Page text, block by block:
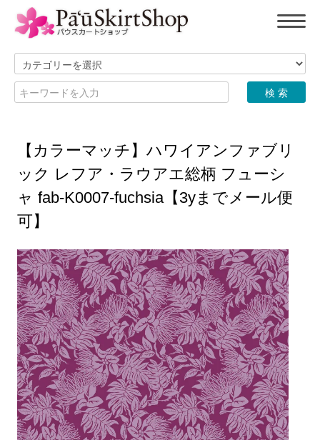
【カラーマッチ】ハワイアンファブリ
ック レフア・ラウアエ総柄 フューシ
ャ fab-K0007-fuchsia【3yまでメール便
可】